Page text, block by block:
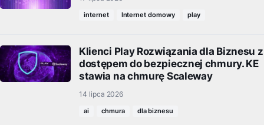
internet Internet domowy play
Klienci Play Rozwiązania dla Biznesu z
dostępem do bezpiecznej chmury. KE
stawia na chmurę Scaleway
14 lipca 2026
ai chmura dla biznesu